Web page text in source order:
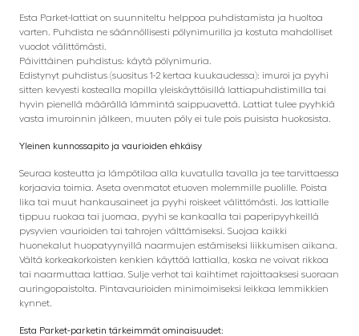
Esta Parket-lattiat on suunniteltu helppoa puhdistamista ja huoltoa
varten. Puhdista ne säännöllisesti pölynimurilla ja kostuta mahdolliset
vuodot välittömästi.
Päivittäinen puhdistus: käytä pölynimuria.
Edistynyt puhdistus (suositus 1-2 kertaa kuukaudessa): imuroi ja pyyhi
sitten kevyesti kostealla mopilla yleiskäyttöisillä lattiapuhdistimilla tai
hyvin pienellä määrällä lämmintä saippuavettä. Lattiat tulee pyyhkiä
vasta imuroinnin jälkeen, muuten pöly ei tule pois puisista huokosista.
Yleinen kunnossapito ja vaurioiden ehkäisy
Seuraa kosteutta ja lämpötilaa alla kuvatulla tavalla ja tee tarvittaessa
korjaavia toimia. Aseta ovenmatot etuoven molemmille puolille. Poista
lika tai muut hankausaineet ja pyyhi roiskeet välittömästi. Jos lattialle
tippuu ruokaa tai juomaa, pyyhi se kankaalla tai paperipyyhkeillä
pysyvien vaurioiden tai tahrojen välttämiseksi. Suojaa kaikki
huonekalut huopatyynyillä naarmujen estämiseksi liikkumisen aikana.
Vältä korkeakorkoisten kenkien käyttöä lattialla, koska ne voivat rikkoa
tai naarmuttaa lattiaa. Sulje verhot tai kaihtimet rajoittaaksesi suoraan
auringopaistolta. Pintavaurioiden minimoimiseksi leikkaa lemmikkien
kynnet.
Esta Parket-parketin tärkeimmät ominaisuudet: